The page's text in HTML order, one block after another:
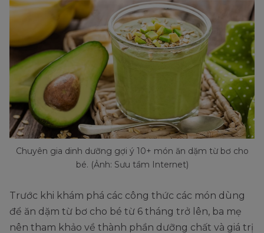
Chuyên gia dinh dưỡng gợi ý 10+ món ăn dặm từ bơ cho
bé. (Ảnh: Sưu tầm Internet)
Trước khi khám phá các công thức các món dùng
để ăn dặm từ bơ cho bé từ 6 tháng trở lên, ba mẹ
nên tham khảo về thành phần dưỡng chất và giá trị